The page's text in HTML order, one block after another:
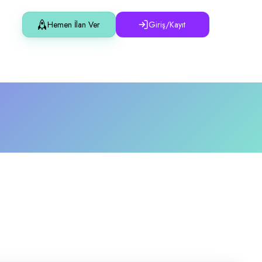
Hemen İlan Ver Giriş/Kayıt